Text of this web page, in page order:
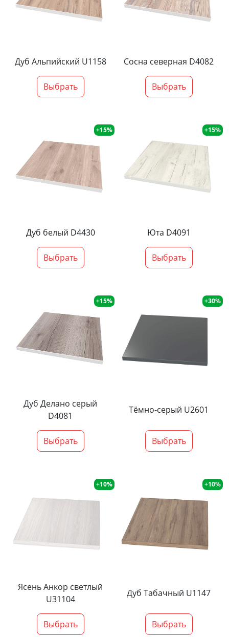
Дуб Альпийский U1158
Выбрать
Сосна северная D4082
Выбрать
+15%
Дуб белый D4430
Выбрать
+15%
Юта D4091
Выбрать
+15%
Дуб Делано серый
D4081
Выбрать
+30%
Тёмно-серый U2601
Выбрать
+10%
Ясень Анкор светлый
U31104
Выбрать
+10%
Дуб Табачный U1147
Выбрать